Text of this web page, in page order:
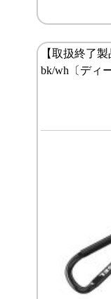
【取扱終了
bk/wh〔ディ